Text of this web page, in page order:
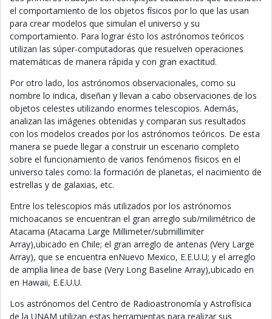
el comportamiento de los objetos físicos por lo que las usan
para crear modelos que simulan el universo y su
comportamiento. Para lograr ésto los astrónomos teóricos
utilizan las súper-computadoras que resuelven operaciones
matemáticas de manera rápida y con gran exactitud.
Por otro lado, los astrónomos observacionales, como su
nombre lo indica, diseñan y llevan a cabo observaciones de los
objetos celestes utilizando enormes telescopios. Además,
analizan las imágenes obtenidas y comparan sus resultados
con los modelos creados por los astrónomos teóricos. De esta
manera se puede llegar a construir un escenario completo
sobre el funcionamiento de varios fenómenos físicos en el
universo tales como: la formación de planetas, el nacimiento de
estrellas y de galaxias, etc.
Entre los telescopios más utilizados por los astrónomos
michoacanos se encuentran el gran arreglo sub/milimétrico de
Atacama (Atacama Large Millimeter/submillimiter
Array),ubicado en Chile; el gran arreglo de antenas (Very Large
Array), que se encuentra enNuevo Mexico, E.E.U.U; y el arreglo
de amplia linea de base (Very Long Baseline Array),ubicado en
en Hawaii, E.E.U.U.
Los astrónomos del Centro de Radioastronomía y Astrofísica
de la UNAM utilizan estas herramientas para realizar sus